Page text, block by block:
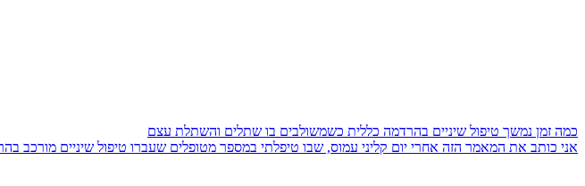
כמה זמן נמשך טיפול שיניים בהרדמה כללית כשמשולבים בו שתלים והשתלת עצם
אני כותב את המאמר הזה אחרי יום קליני עמוס, שבו טיפלתי במספר מטופלים שעברו טיפול שיניים